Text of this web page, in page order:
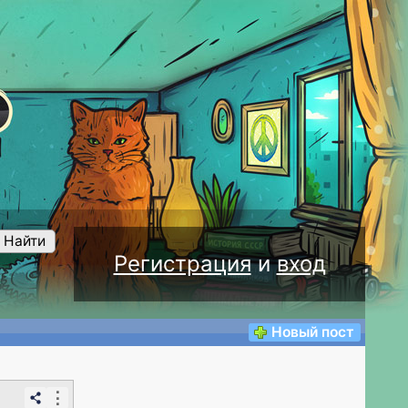
Регистрацияивход
Найти
Новый пост
⋮